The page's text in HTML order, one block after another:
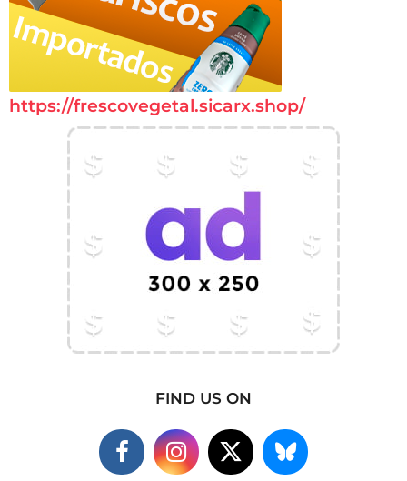
https://frescovegetal.sicarx.shop/
FIND US ON